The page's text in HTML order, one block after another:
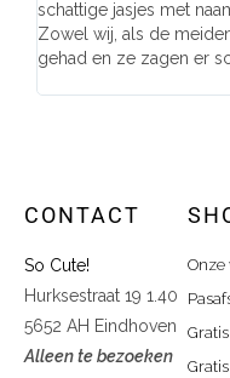
schattige jasjes met
Zowel wij, als de
gehad en ze zagen er
CONTACT
So Cute!
Hurksestraat 19 1.40
5652 AH Eindhoven
Alleen te bezoeken
Onze